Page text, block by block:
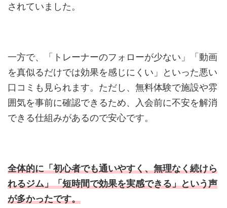
されていました。
一方で、「トレーナーのフォローが少ない」「動画
を真似るだけでは効果を感じにくい」といった悪い
口コミも見られます。ただし、無料体験で施設や雰
囲気を事前に確認できるため、入会前に不安を解消
できる仕組みがあるので安心です。
全体的に「初心者でも通いやすく、無理なく続けら
れるジム」「短時間で効果を実感できる」という声
が多かったです。